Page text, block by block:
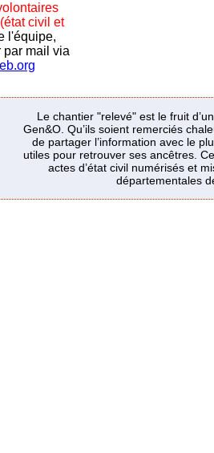
civil et
l'équipe,
par mail via
Le chantier "relevé" est le fruit
Gen&O. Qu’ils soient remerciés
de partager l’information avec le
utiles pour retrouver ses ancêtres.
actes d’état civil numérisés et
départementales